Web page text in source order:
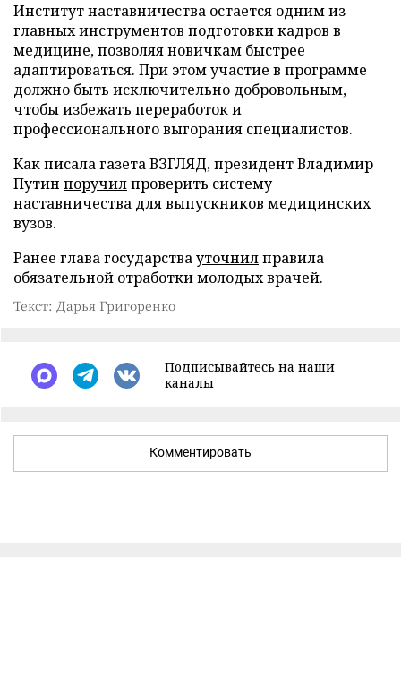
Институт наставничества остается одним из
главных инструментов подготовки кадров в
медицине, позволяя новичкам быстрее
адаптироваться. При этом участие в программе
должно быть исключительно добровольным,
чтобы избежать переработок и
профессионального выгорания специалистов.
Как писала газета ВЗГЛЯД, президент Владимир
Путин поручилпроверить систему
наставничества для выпускников медицинских
вузов.
Ранее глава государствауточнилправила
обязательной отработки молодых врачей.
Текст: Дарья Григоренко
Подписывайтесь на наши
каналы
Комментировать